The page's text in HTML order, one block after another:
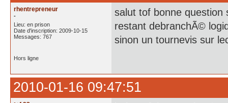
rhentrepreneur
-
Lieu: en prison
Date d'inscription: 2009-10-15
Messages: 767
salut tof bonne
restant debranchÃ©
sinon un tournevis sur
Hors ligne
2010-01-16 09:47:51